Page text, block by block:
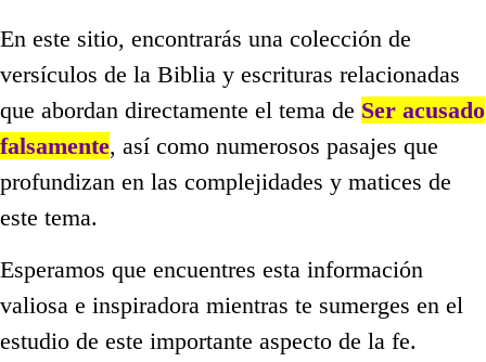
En este sitio, encontrarás una colección de
versículos de la Biblia y escrituras relacionadas
que abordan directamente el tema de Ser acusado
falsamente, así como numerosos pasajes que
profundizan en las complejidades y matices de
este tema.
Esperamos que encuentres esta información
valiosa e inspiradora mientras te sumerges en el
estudio de este importante aspecto de la fe.